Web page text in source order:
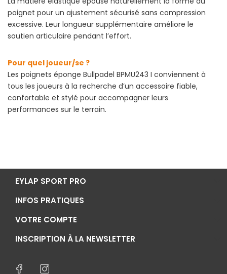
poignet pour un ajustement sécurisé sans compression
excessive. Leur longueur supplémentaire améliore le
soutien articulaire pendant l’effort.
Pour quel joueur/se ?
Les poignets éponge Bullpadel BPMU243 I conviennent à
tous les joueurs à la recherche d’un accessoire fiable,
confortable et stylé pour accompagner leurs
performances sur le terrain.
EYLAP SPORT PRO
INFOS PRATIQUES
VOTRE COMPTE
INSCRIPTION À LA NEWSLETTER